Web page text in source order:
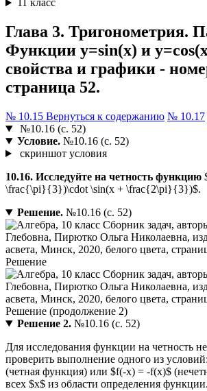
11 класс
Глава 3. Тригонометрия.
Функции y=sin(x) и
свойства и графики -
страница 52.
№ 10.15 Вернуться к содержанию № 10.17
№10.16 (с. 52)
Условие.№10.16 (с. 52)
скриншот условия
10.16. Исследуйте на четность функцию
\frac{\pi}{3})\cdot \sin(x + \frac{2\pi}{3})$.
Решение.№10.16 (с. 52)
Решение 2.№10.16 (с. 52)
Для исследования функции на четность
проверить выполнение одного из
(четная функция) или $f(-x) = -f(x)$
всех $x$ из области определения функции.